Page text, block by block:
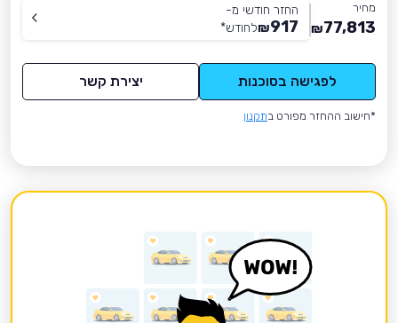
מחיר
77,813
₪
החזר חודשי מ-
917
₪לחודש*
לפגישה בסוכנות יצירת קשר
*חישוב ההחזר מפורט בתקנון